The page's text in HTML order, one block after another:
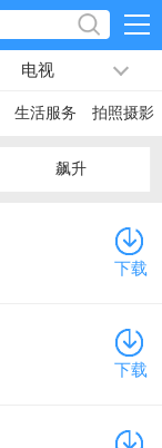
电视 排行榜
生活服务 拍照摄影
飙升
下载
下载